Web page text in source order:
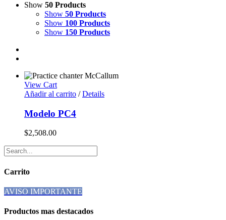
Show 50 Products
Show 50 Products
Show 100 Products
Show 150 Products
View Cart
Añadir al carrito / Details
Modelo PC4
$2,508.00
Carrito
AVISO IMPORTANTE
Productos mas destacados